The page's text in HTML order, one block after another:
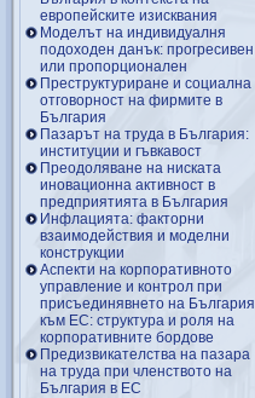
европейските изисквания
Моделът на индивидуалня
подоходен данък: прогресивен
или пропорционален
Преструктуриране и социална
отговорност на фирмите в
България
Пазарът на труда в България:
институции и гъвкавост
Преодоляване на ниската
иновационна активност в
предприятията в България
Инфлацията: факторни
взаимодействия и моделни
конструкции
Аспекти на корпоративното
управление и контрол при
присъединявнето на България
към ЕС: структура и роля на
корпоративните бордове
Предизвикателства на пазара
на труда при членството на
България в ЕС